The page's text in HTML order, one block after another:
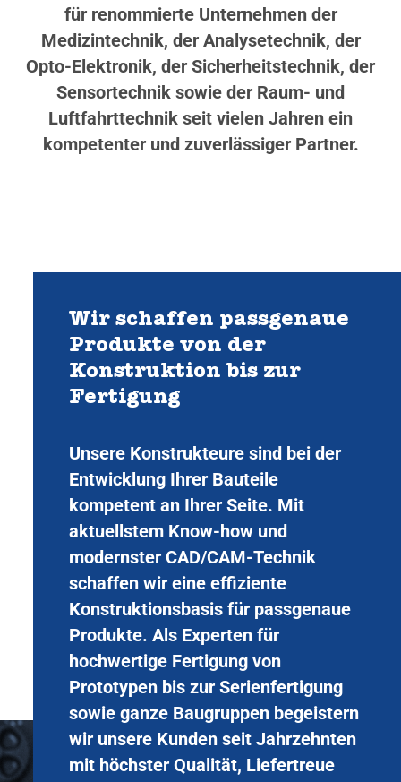
für renommierte Unternehmen der
Medizintechnik, der Analysetechnik, der
Opto-Elektronik, der Sicherheitstechnik, der
Sensortechnik sowie der Raum- und
Luftfahrttechnik seit vielen Jahren ein
kompetenter und zuverlässiger Partner.
Wir schaffen passgenaue
Produkte von der
Konstruktion bis zur
Fertigung
Unsere Konstrukteure sind bei der
Entwicklung Ihrer Bauteile
kompetent an Ihrer Seite. Mit
aktuellstem Know-how und
modernster CAD/CAM-Technik
schaffen wir eine effiziente
Konstruktionsbasis für passgenaue
Produkte. Als Experten für
hochwertige Fertigung von
Prototypen bis zur Serienfertigung
sowie ganze Baugruppen begeistern
wir unsere Kunden seit Jahrzehnten
mit höchster Qualität, Liefertreue